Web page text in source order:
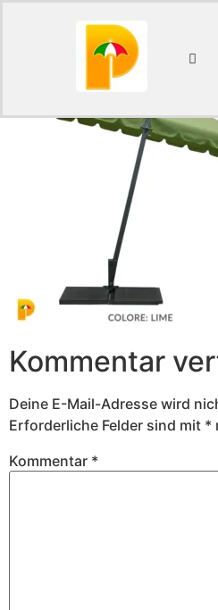
ART-87R-
Kommentar
Deine E-Mail-Adresse wird
Erforderliche Felder sind mit *
Kommentar *